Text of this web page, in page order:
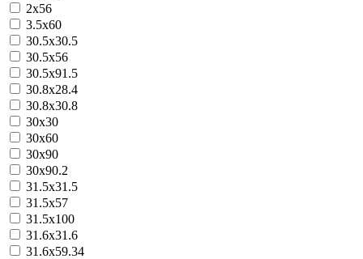
2х56
3.5х60
30.5х30.5
30.5х56
30.5х91.5
30.8x28.4
30.8х30.8
30х30
30х60
30х90
30х90.2
31.5x31.5
31.5x57
31.5х100
31.6х31.6
31.6х59.34